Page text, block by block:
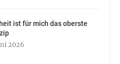
ist für mich das oberste
2026